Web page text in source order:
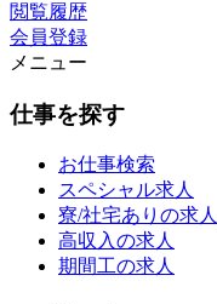
閲覧履歴
会員登録
メニュー
仕事を探す
お仕事検索
スペシャル求人
寮/社宅ありの求人
高収入の求人
期間工の求人